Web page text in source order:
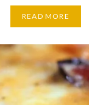
READ MORE